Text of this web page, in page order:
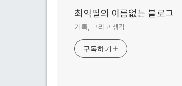
최익필의 이름없는 블로그
기록, 그리고 생각
구독하기